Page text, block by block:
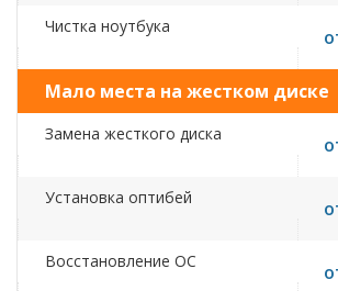
Чистка ноутбука
Мало места на жестком диске
Замена жесткого диска
Установка оптибей
Восстановление ОС